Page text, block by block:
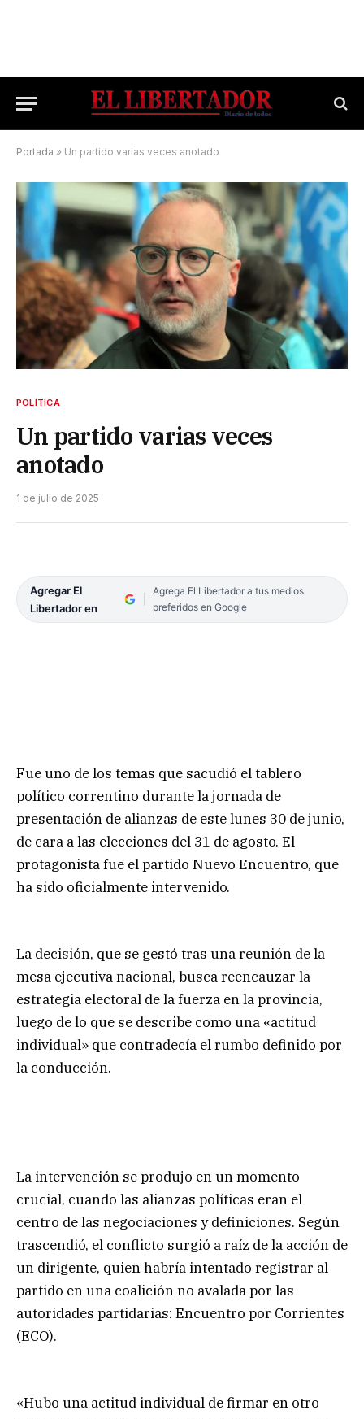
Portada » Un partido varias veces anotado
POLÍTICA
Un partido varias veces
anotado
1 de julio de 2025
Agregar El
Libertador en
Agrega El Libertador a tus medios
preferidos en Google
Fue uno de los temas que sacudió el tablero
político correntino durante la jornada de
presentación de alianzas de este lunes 30 de junio,
de cara a las elecciones del 31 de agosto. El
protagonista fue el partido Nuevo Encuentro, que
ha sido oficialmente intervenido.
La decisión, que se gestó tras una reunión de la
mesa ejecutiva nacional, busca reencauzar la
estrategia electoral de la fuerza en la provincia,
luego de lo que se describe como una «actitud
individual» que contradecía el rumbo definido por
la conducción.
La intervención se produjo en un momento
crucial, cuando las alianzas políticas eran el
centro de las negociaciones y definiciones. Según
trascendió, el conflicto surgió a raíz de la acción de
un dirigente, quien habría intentado registrar al
partido en una coalición no avalada por las
autoridades partidarias: Encuentro por Corrientes
(ECO).
«Hubo una actitud individual de firmar en otro